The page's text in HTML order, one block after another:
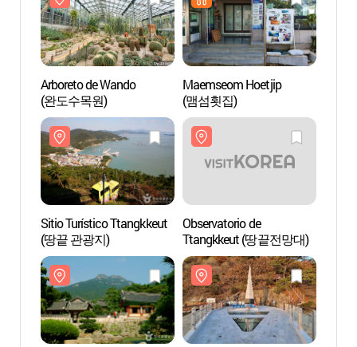
Arboreto de Wando
(완도수목원)
Maemseom Hoetjip
(맴섬횟집)
Sitio Turístico Ttangkkeut
(땅끝 관광지)
Observatorio de
Ttangkkeut (땅끝전망대)